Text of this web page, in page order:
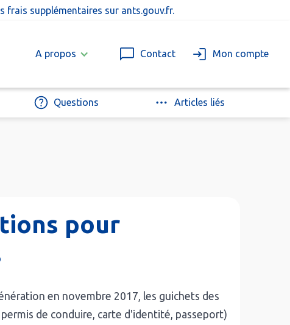
frais supplémentaires sur ants.gouv.fr.
A propos Contact Mon compte
Questions Articles liés
pour
en novembre 2017, les guichets des
de conduire, carte d'identité, passeport)